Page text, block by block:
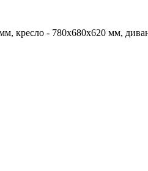
кресло - 780х680х620 мм,